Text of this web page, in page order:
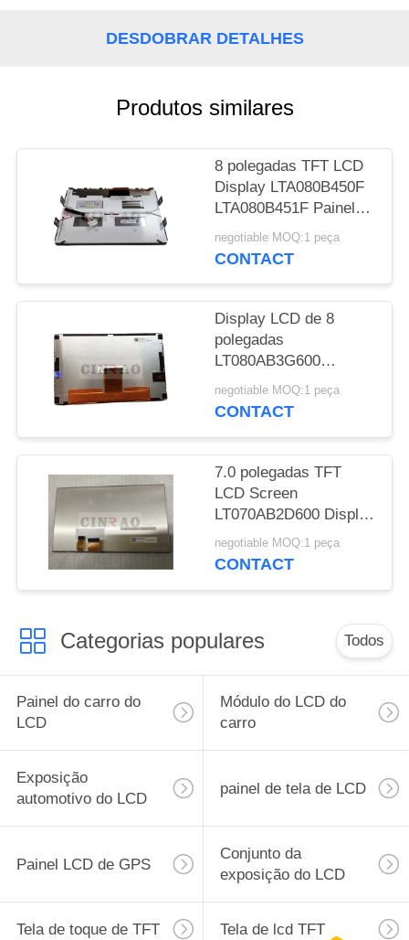
NOTÍCIA
CITAÇÕES
MAPA
SITE
PRIVACY
POLICY
DESDOBRAR DETALHES
Produtos similares
8 polegadas TFT LCD
Display LTA080B450F
LTA080B451F Painel
de tela de carro Para
Lexus LX LS Série
negotiable MOQ:1 peça
CONTACT
Display LCD de 8
polegadas
LT080AB3G600
LT080AB3G700
LT080AB3G900
A6 A8 Car Panel
Screen
negotiable MOQ:1 peça
CONTACT
7.0 polegadas TFT
LCD Screen
LT070AB2D600 Display
Module Auto Parts
Replacement
negotiable MOQ:1 peça
CONTACT
Categorias populares Todos
Painel do carro do
LCD
Módulo do LCD do
carro
Exposição
automotivo do LCD
painel de tela de LCD
Painel LCD de GPS
Conjunto da
exposição do LCD
Tela de toque de TFT Tela de lcd TFT